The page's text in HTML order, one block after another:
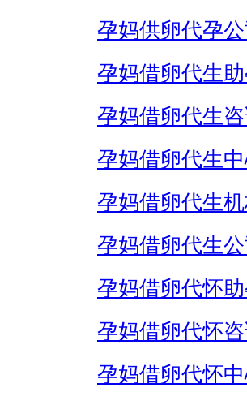
孕妈供卵代孕公
孕妈借卵代生
孕妈借卵代生
孕妈借卵代生
孕妈借卵代生
孕妈借卵代生公
孕妈借卵代怀
孕妈借卵代怀
孕妈借卵代怀